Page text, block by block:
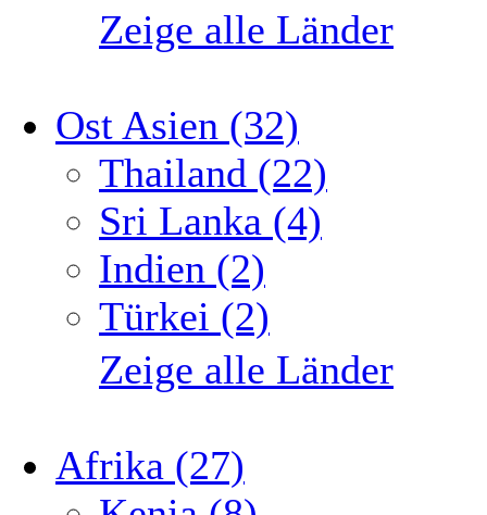
Zeige alle Länder
Ost Asien (32)
Thailand (22)
Sri Lanka (4)
Indien (2)
Türkei (2)
Zeige alle Länder
Afrika (27)